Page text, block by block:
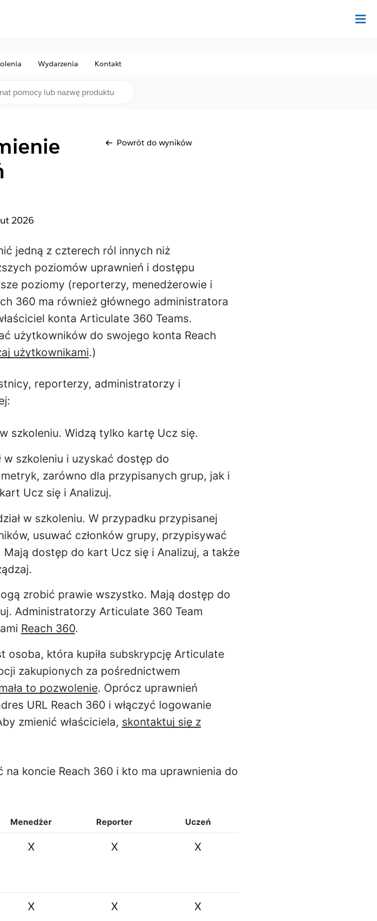
Wydarzenia Kontakt
Powrót do wyników
2026
jedną z czterech ról innych niż
poziomów uprawnień i dostępu
poziomy (reporterzy, menedżerowie i
360 ma również głównego administratora
konta Articulate 360 Teams.
użytkowników do swojego konta Reach
użytkownikami.)
reporterzy, administratorzy i
szkoleniu. Widzą tylko kartę Ucz się.
w szkoleniu i uzyskać dostęp do
zarówno dla przypisanych grup, jak i
Ucz się i Analizuj.
w szkoleniu. W przypadku przypisanej
usuwać członków grupy, przypisywać
dostęp do kart Ucz się i Analizuj, a także
zrobić prawie wszystko. Mają dostęp do
Administratorzy Articulate 360 Team
Reach 360.
osoba, która kupiła subskrypcję Articulate
zakupionych za pośrednictwem
to pozwolenie. Oprócz uprawnień
URL Reach 360 i włączyć logowanie
zmienić właściciela, skontaktuj się z
koncie Reach 360 i kto ma uprawnienia do
Menedżer Reporter Uczeń
X X X
X X X